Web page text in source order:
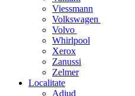
Viessmann
Volkswagen
Volvo
Whirlpool
Xerox
Zanussi
Zelmer
Localitate
Adjud